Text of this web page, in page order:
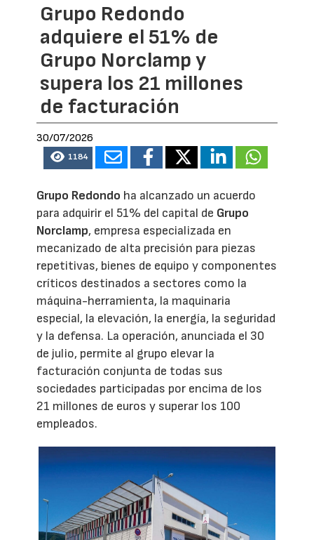
Grupo Redondo
adquiere el 51% de
Grupo Norclamp y
supera los 21 millones
de facturación
30/07/2026
1184
Grupo Redondo ha alcanzado un acuerdo
para adquirir el 51% del capital de Grupo
Norclamp, empresa especializada en
mecanizado de alta precisión para piezas
repetitivas, bienes de equipo y componentes
críticos destinados a sectores como la
máquina-herramienta, la maquinaria
especial, la elevación, la energía, la seguridad
y la defensa. La operación, anunciada el 30
de julio, permite al grupo elevar la
facturación conjunta de todas sus
sociedades participadas por encima de los
21 millones de euros y superar los 100
empleados.